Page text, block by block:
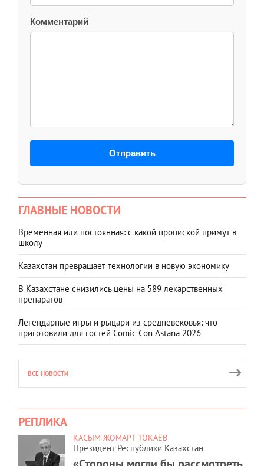
Комментарий
Отправить
ГЛАВНЫЕ НОВОСТИ
Временная или постоянная: с какой пропиской примут в
школу
Казахстан превращает технологии в новую экономику
В Казахстане снизились цены на 589 лекарственных
препаратов
Легендарные игры и рыцари из средневековья: что
приготовили для гостей Comic Con Astana 2026
ВСЕ НОВОСТИ
РЕПЛИКА
КАСЫМ-ЖОМАРТ ТОКАЕВ
Президент Республики Казахстан